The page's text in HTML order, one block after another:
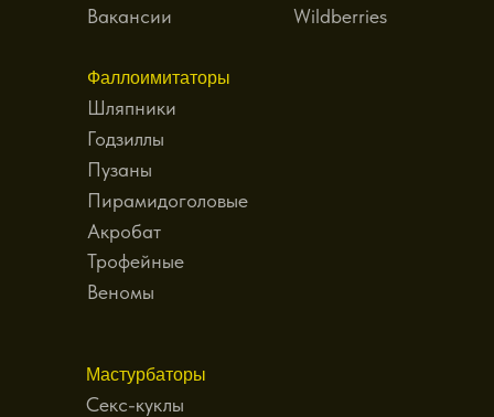
Wildberries
Мастурбаторы
Секс-куклы
Фаллоимитаторы
Шляпники
Годзиллы
Пузаны
Пирамидоголовые
Акробат
Трофейные
Веномы
Вакансии